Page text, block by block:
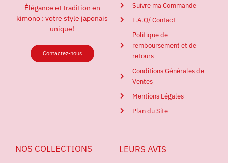
Élégance et tradition en
kimono : votre style japonais
unique!
Contactez-nous
Suivre ma Commande
F.A.Q/ Contact
Politique de
remboursement et de
retours
Conditions Générales de
Ventes
Mentions Légales
Plan du Site
NOS COLLECTIONS LEURS AVIS